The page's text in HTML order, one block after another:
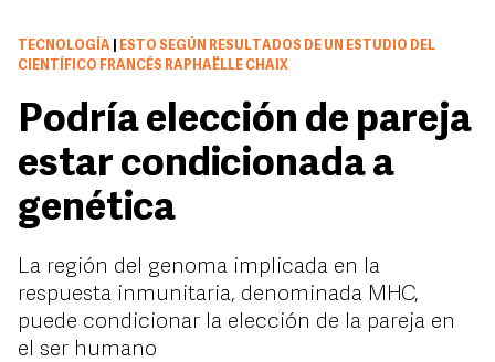
TECNOLOGÍA
ESTO SEGÚN RESULTADOS DE UN ESTUDIO DEL
CIENTÍFICO FRANCÉS RAPHAËLLE CHAIX
Podría elección de pareja
estar condicionada a
genética
La región del genoma implicada en la
respuesta inmunitaria, denominada MHC,
puede condicionar la elección de la pareja en
el ser humano